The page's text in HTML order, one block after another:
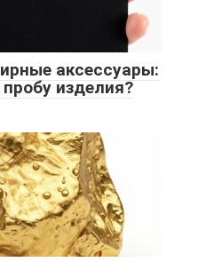
аксессуары:
изделия?